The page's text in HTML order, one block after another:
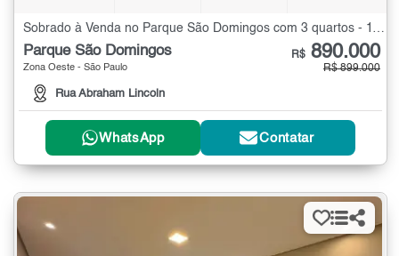
Sobrado à Venda no Parque São Domingos com 3 quartos - 116 m²
Parque São Domingos
Zona Oeste - São Paulo
Rua Abraham Lincoln
R$ 890.000
R$ 899.000
WhatsApp Contatar